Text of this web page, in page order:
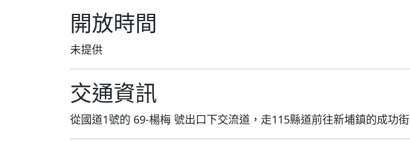
開放時間
未提供
交通資訊
從國道1號的 69-楊梅 號出口下交流道，走115縣道前往新埔鎮的成功街